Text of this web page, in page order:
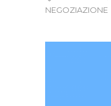
NEGOZIAZIONE